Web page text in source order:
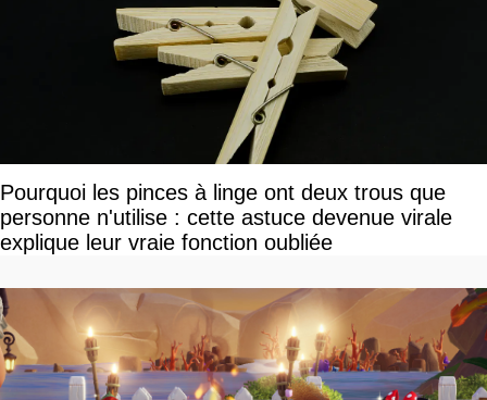
Pourquoi les pinces à linge ont deux trous que
personne n'utilise : cette astuce devenue virale
explique leur vraie fonction oubliée